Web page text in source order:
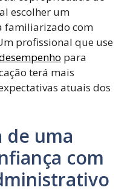
escolher um
familiarizado com
profissional que use
para
terá mais
atuais dos
de uma
com